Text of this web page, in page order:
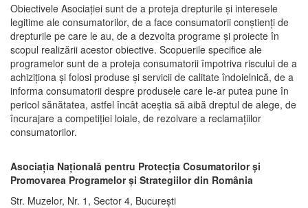
Obiectivele Asociaţiei sunt de a proteja drepturile şi interesele
legitime ale consumatorilor, de a face consumatorii conştienţi de
drepturile pe care le au, de a dezvolta programe şi proiecte în
scopul realizării acestor obiective. Scopuerile specifice ale
programelor sunt de a proteja consumatorii împotriva riscului de a
achiziţiona şi folosi produse şi servicii de calitate îndoielnică, de a
informa consumatorii despre produsele care le-ar putea pune în
pericol sănătatea, astfel încât aceştia să aibă dreptul de alege, de
încurajare a competiţiei loiale, de rezolvare a reclamaţiilor
consumatorilor.
Asociaţia Naţională pentru Protecţia Cosumatorilor şi
Promovarea Programelor şi Strategiilor din România
Str. Muzelor, Nr. 1, Sector 4, Bucureşti